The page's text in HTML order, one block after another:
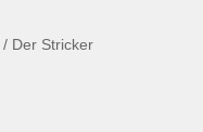
Der Stricker